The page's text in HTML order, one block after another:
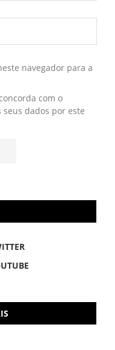
navegador para a
com o
dados por este